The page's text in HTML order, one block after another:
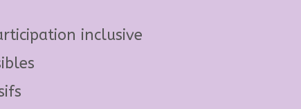
inclusive